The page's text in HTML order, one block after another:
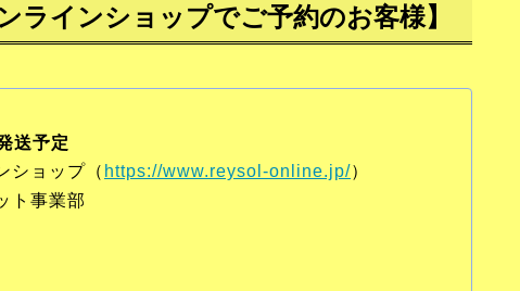
ラインショップでご予約のお客様】
送予定
ショップ（ https://www.reysol-online.jp/）
ト事業部